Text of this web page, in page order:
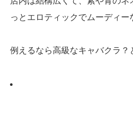
っとエロティックでムーディー
例えるなら高級なキャバクラ？